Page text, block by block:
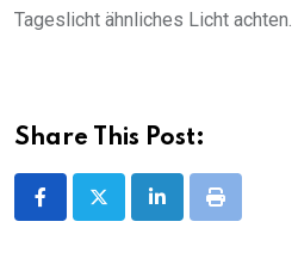
Tageslicht ähnliches Licht achten.
Share This Post:
LinkedInPrint